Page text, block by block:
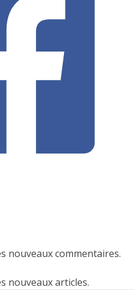
nouveaux commentaires.
nouveaux articles.